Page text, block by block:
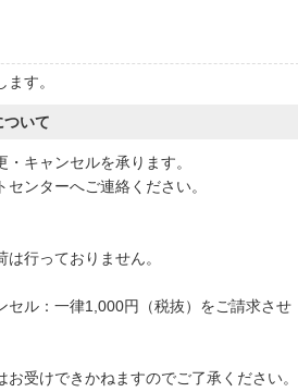
す。
いて
キャンセルを承ります。
ンターへご連絡ください。
行っておりません。
セル：一律1,000円（税抜）をご請求させ
受けできかねますのでご了承ください。